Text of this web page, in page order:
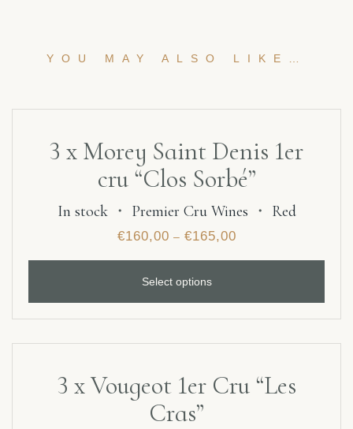
YOU MAY ALSO LIKE…
3 x Morey Saint Denis 1er
cru “Clos Sorbé”
In stock・ Premier Cru Wines ・ Red
€160,00 – €165,00
Select options
3 x Vougeot 1er Cru “Les
Cras”